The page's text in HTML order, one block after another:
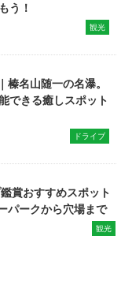
う！
観光
名山随一の名瀑。
できる癒しスポット
ドライブ
賞おすすめスポット
パークから穴場まで
観光